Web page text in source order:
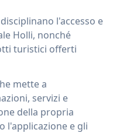
l'accesso e
Holli, nonché
turistici offerti
mette a
servizi e
della propria
l'applicazione e gli